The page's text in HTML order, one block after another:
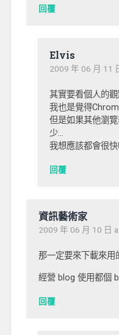
回覆
Elvis
2009 年 06 月 11
其實要看個人的
我也是覺得
但是如果其他瀏
少…
我想應該都會很
回覆
資訊藝術家
2009 年 06 月 10 日
那一定要來下載來用
經營 blog 使用都個
回覆